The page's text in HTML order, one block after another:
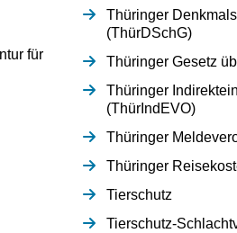
für
Thüringer
(ThürDSchG)
Thüringer Gesetz
Thüringer
(ThürIndEVO)
Thüringer
Thüringer
Tierschutz
Tierschutz-